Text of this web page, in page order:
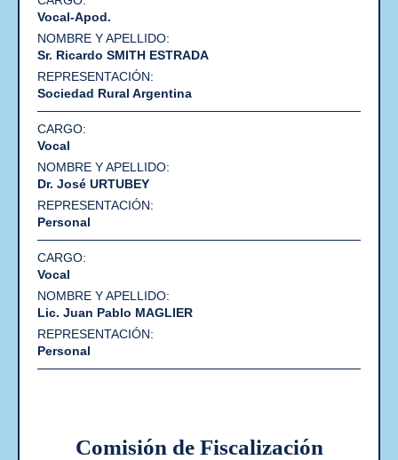
Vocal-Apod.
Sr. Ricardo SMITH ESTRADA
Sociedad Rural Argentina
Vocal
Dr. José URTUBEY
Personal
Vocal
Lic. Juan Pablo MAGLIER
Personal
Comisión de Fiscalización